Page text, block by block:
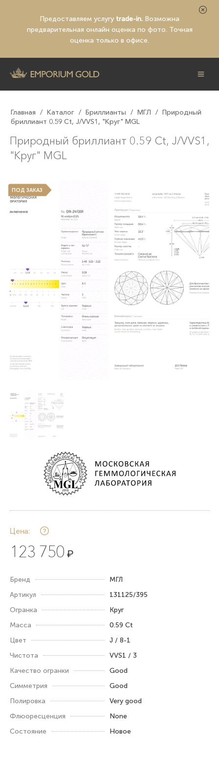
Предоставляем услугу trade-in. Возможна
предварительная онлайн оценка по фото. Точная
оценка только в офисе.
Главная / Каталог / Бриллианты / МГЛ / Природный
бриллиант 0.59 Ct, J/VVS1, "Круг" MGL
Природный бриллиант 0.59 Ct, J/VVS1,
"Круг" MGL
ПОД ЗАКАЗ
Цена:
123 750 ₽
Бренд
МГЛ
Артикул
131125/395
Огранка
Круг
Масса
0.59 Ct
Цвет
J / 8-1
Чистота
VVS1 / 3
Качество огранки
Good
Симметрия
Good
Полировка
Very good
Флюоресценция
None
Состояние
Новое